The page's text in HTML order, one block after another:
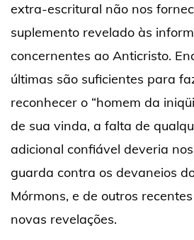
extra-escritural não nos
suplemento revelado às
concernentes ao Anticristo.
últimas são suficientes para
reconhecer o “homem da
de sua vinda, a falta de
adicional confiável deveria
guarda contra os devaneios
Mórmons, e de outros
novas revelações.